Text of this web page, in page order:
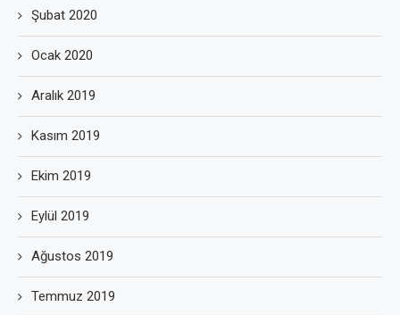
Şubat 2020
Ocak 2020
Aralık 2019
Kasım 2019
Ekim 2019
Eylül 2019
Ağustos 2019
Temmuz 2019